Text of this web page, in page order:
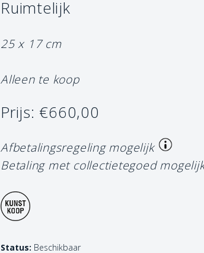
Ruimtelijk
25 x 17 cm
Alleen te koop
Prijs: €660,00
Afbetalingsregeling mogelijk
Betaling met collectietegoed
Status: Beschikbaar